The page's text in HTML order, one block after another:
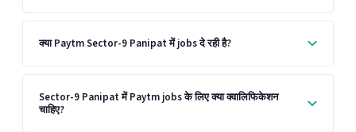
क्या Paytm Sector-9 Panipat में jobs दे रही है?
Sector-9 Panipat में Paytm jobs के लिए क्या क्वालिफिकेशन
चाहिए?